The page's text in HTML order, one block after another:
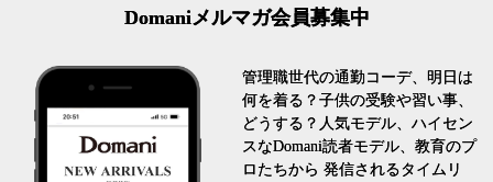
Domaniメルマガ会員募集中
管理職世代の通勤コーデ、明日は
何を着る？子供の受験や習い事、
どうする？人気モデル、ハイセン
スなDomani読者モデル、教育のプ
ロたちから 発信されるタイムリ